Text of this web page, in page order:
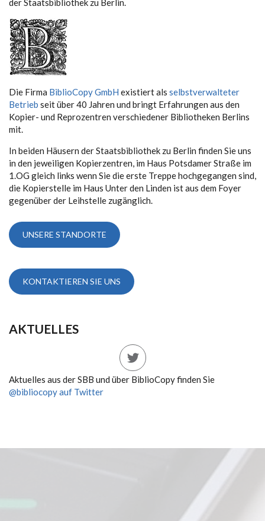
der Staatsbibliothek zu Berlin.
Die Firma BiblioCopy GmbH existiert als selbstverwalteter
Betrieb seit über 40 Jahren und bringt Erfahrungen aus den
Kopier- und Reprozentren verschiedener Bibliotheken Berlins
mit.
In beiden Häusern der Staatsbibliothek zu Berlin finden Sie uns
in den jeweiligen Kopierzentren, im Haus Potsdamer Straße im
1.OG gleich links wenn Sie die erste Treppe hochgegangen sind,
die Kopierstelle im Haus Unter den Linden ist aus dem Foyer
gegenüber der Leihstelle zugänglich.
UNSERE STANDORTE
KONTAKTIEREN SIE UNS
AKTUELLES
Aktuelles aus der SBB und über BiblioCopy finden Sie
@bibliocopy auf Twitter